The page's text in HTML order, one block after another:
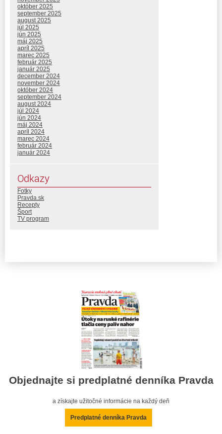
október 2025
september 2025
august 2025
júl 2025
jún 2025
máj 2025
apríl 2025
marec 2025
február 2025
január 2025
december 2024
november 2024
október 2024
september 2024
august 2024
júl 2024
jún 2024
máj 2024
apríl 2024
marec 2024
február 2024
január 2024
Odkazy
Fotky
Pravda.sk
Recepty
Šport
TV program
Objednajte si predplatné denníka Pravda
a získajte užitočné informácie na každý deň
Predplatné denníka Pravda